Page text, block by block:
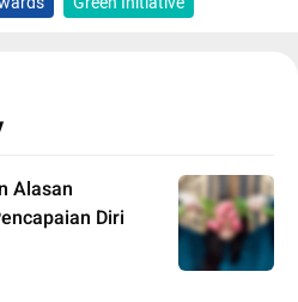
Alasan
Diri